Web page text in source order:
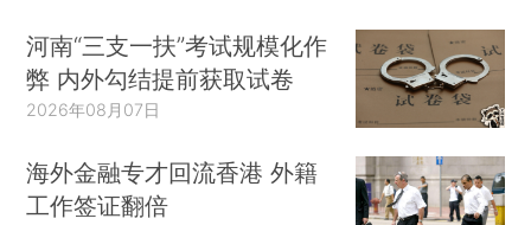
河南“三支一扶”考试规模化作
弊 内外勾结提前获取试卷
2026年08月07日
海外金融专才回流香港 外籍
工作签证翻倍